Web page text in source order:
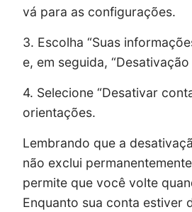
vá para as configurações.
3. Escolha “Suas
e, em seguida, “Desativação
4. Selecione “Desativar
orientações.
Lembrando que a
não exclui
permite que você volte
Enquanto sua conta estiver